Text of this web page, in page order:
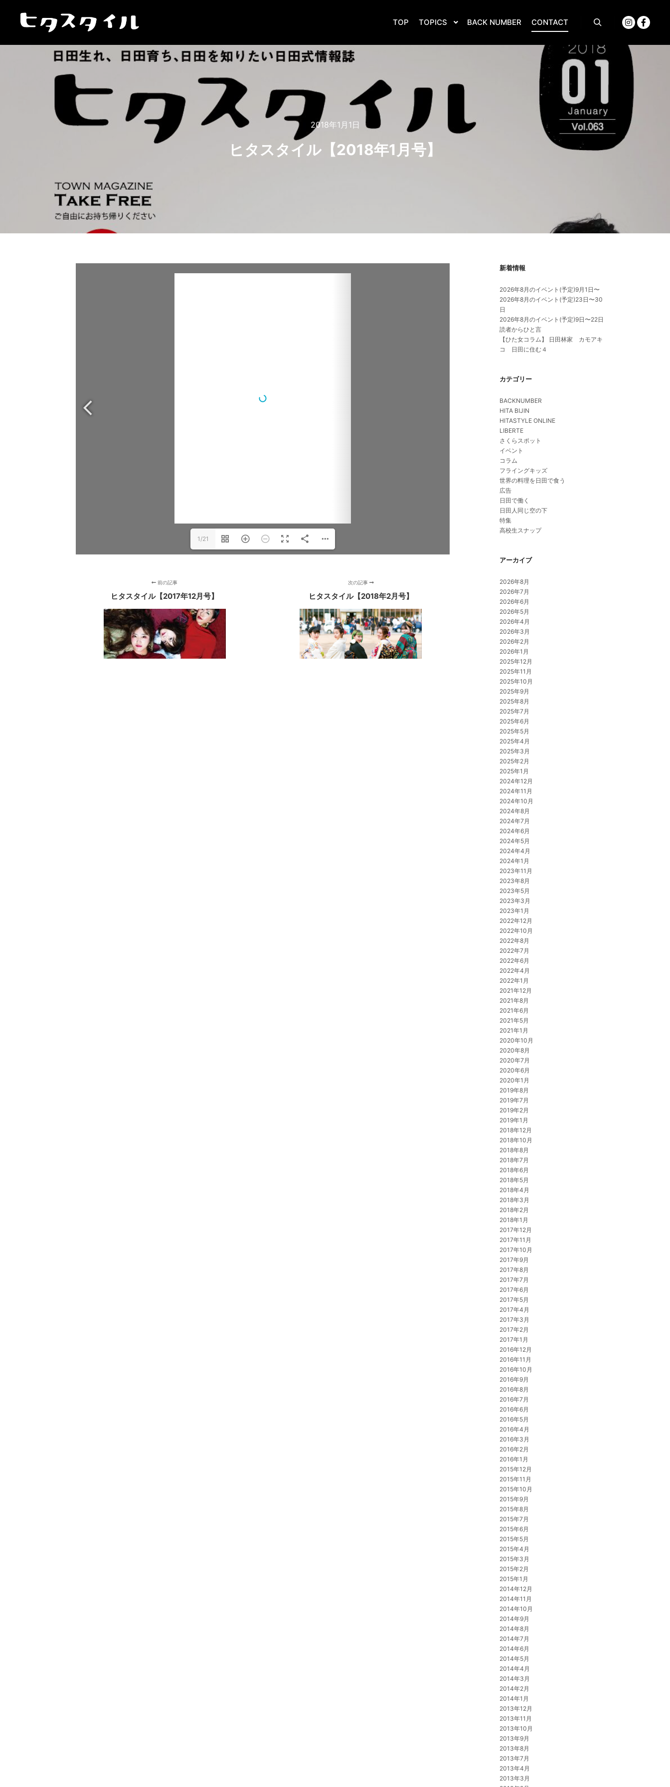
TOP TOPICS BACK NUMBER CONTACT
2018年1月1日
ヒタスタイル【2018年1月号】
1/21
前の記事
ヒタスタイル【2017年12月号】
次の記事
ヒタスタイル【2018年2月号】
新着情報
2026年8月のイベント(予定)9月1日〜
2026年8月のイベント(予定)23日〜30
日
2026年8月のイベント(予定)9日〜22日
読者からひと言
【ひた女コラム】 日田林家 カモアキ
コ 日田に住む４
カテゴリー
BACKNUMBER
HITA BIJIN
HITASTYLE ONLINE
LIBERTE
さくらスポット
イベント
コラム
フライングキッズ
世界の料理を日田で食う
広告
日田で働く
日田人同じ空の下
特集
高校生スナップ
アーカイブ
2026年8月
2026年7月
2026年6月
2026年5月
2026年4月
2026年3月
2026年2月
2026年1月
2025年12月
2025年11月
2025年10月
2025年9月
2025年8月
2025年7月
2025年6月
2025年5月
2025年4月
2025年3月
2025年2月
2025年1月
2024年12月
2024年11月
2024年10月
2024年8月
2024年7月
2024年6月
2024年5月
2024年4月
2024年1月
2023年11月
2023年8月
2023年5月
2023年3月
2023年1月
2022年12月
2022年10月
2022年8月
2022年7月
2022年6月
2022年4月
2022年1月
2021年12月
2021年8月
2021年6月
2021年5月
2021年1月
2020年10月
2020年8月
2020年7月
2020年6月
2020年1月
2019年8月
2019年7月
2019年2月
2019年1月
2018年12月
2018年10月
2018年8月
2018年7月
2018年6月
2018年5月
2018年4月
2018年3月
2018年2月
2018年1月
2017年12月
2017年11月
2017年10月
2017年9月
2017年8月
2017年7月
2017年6月
2017年5月
2017年4月
2017年3月
2017年2月
2017年1月
2016年12月
2016年11月
2016年10月
2016年9月
2016年8月
2016年7月
2016年6月
2016年5月
2016年4月
2016年3月
2016年2月
2016年1月
2015年12月
2015年11月
2015年10月
2015年9月
2015年8月
2015年7月
2015年6月
2015年5月
2015年4月
2015年3月
2015年2月
2015年1月
2014年12月
2014年11月
2014年10月
2014年9月
2014年8月
2014年7月
2014年6月
2014年5月
2014年4月
2014年3月
2014年2月
2014年1月
2013年12月
2013年11月
2013年10月
2013年9月
2013年8月
2013年7月
2013年4月
2013年3月